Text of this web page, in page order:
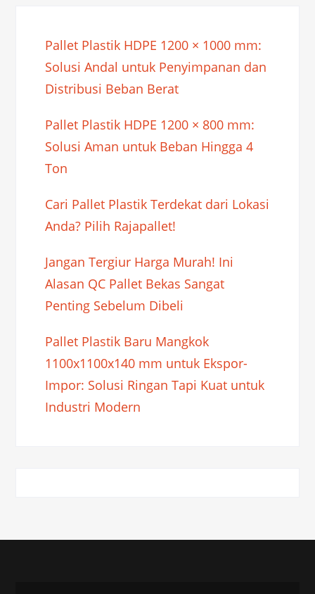
Pallet Plastik HDPE 1200 × 1000 mm:
Solusi Andal untuk Penyimpanan dan
Distribusi Beban Berat
Pallet Plastik HDPE 1200 × 800 mm:
Solusi Aman untuk Beban Hingga 4
Ton
Cari Pallet Plastik Terdekat dari Lokasi
Anda? Pilih Rajapallet!
Jangan Tergiur Harga Murah! Ini
Alasan QC Pallet Bekas Sangat
Penting Sebelum Dibeli
Pallet Plastik Baru Mangkok
1100x1100x140 mm untuk Ekspor-
Impor: Solusi Ringan Tapi Kuat untuk
Industri Modern